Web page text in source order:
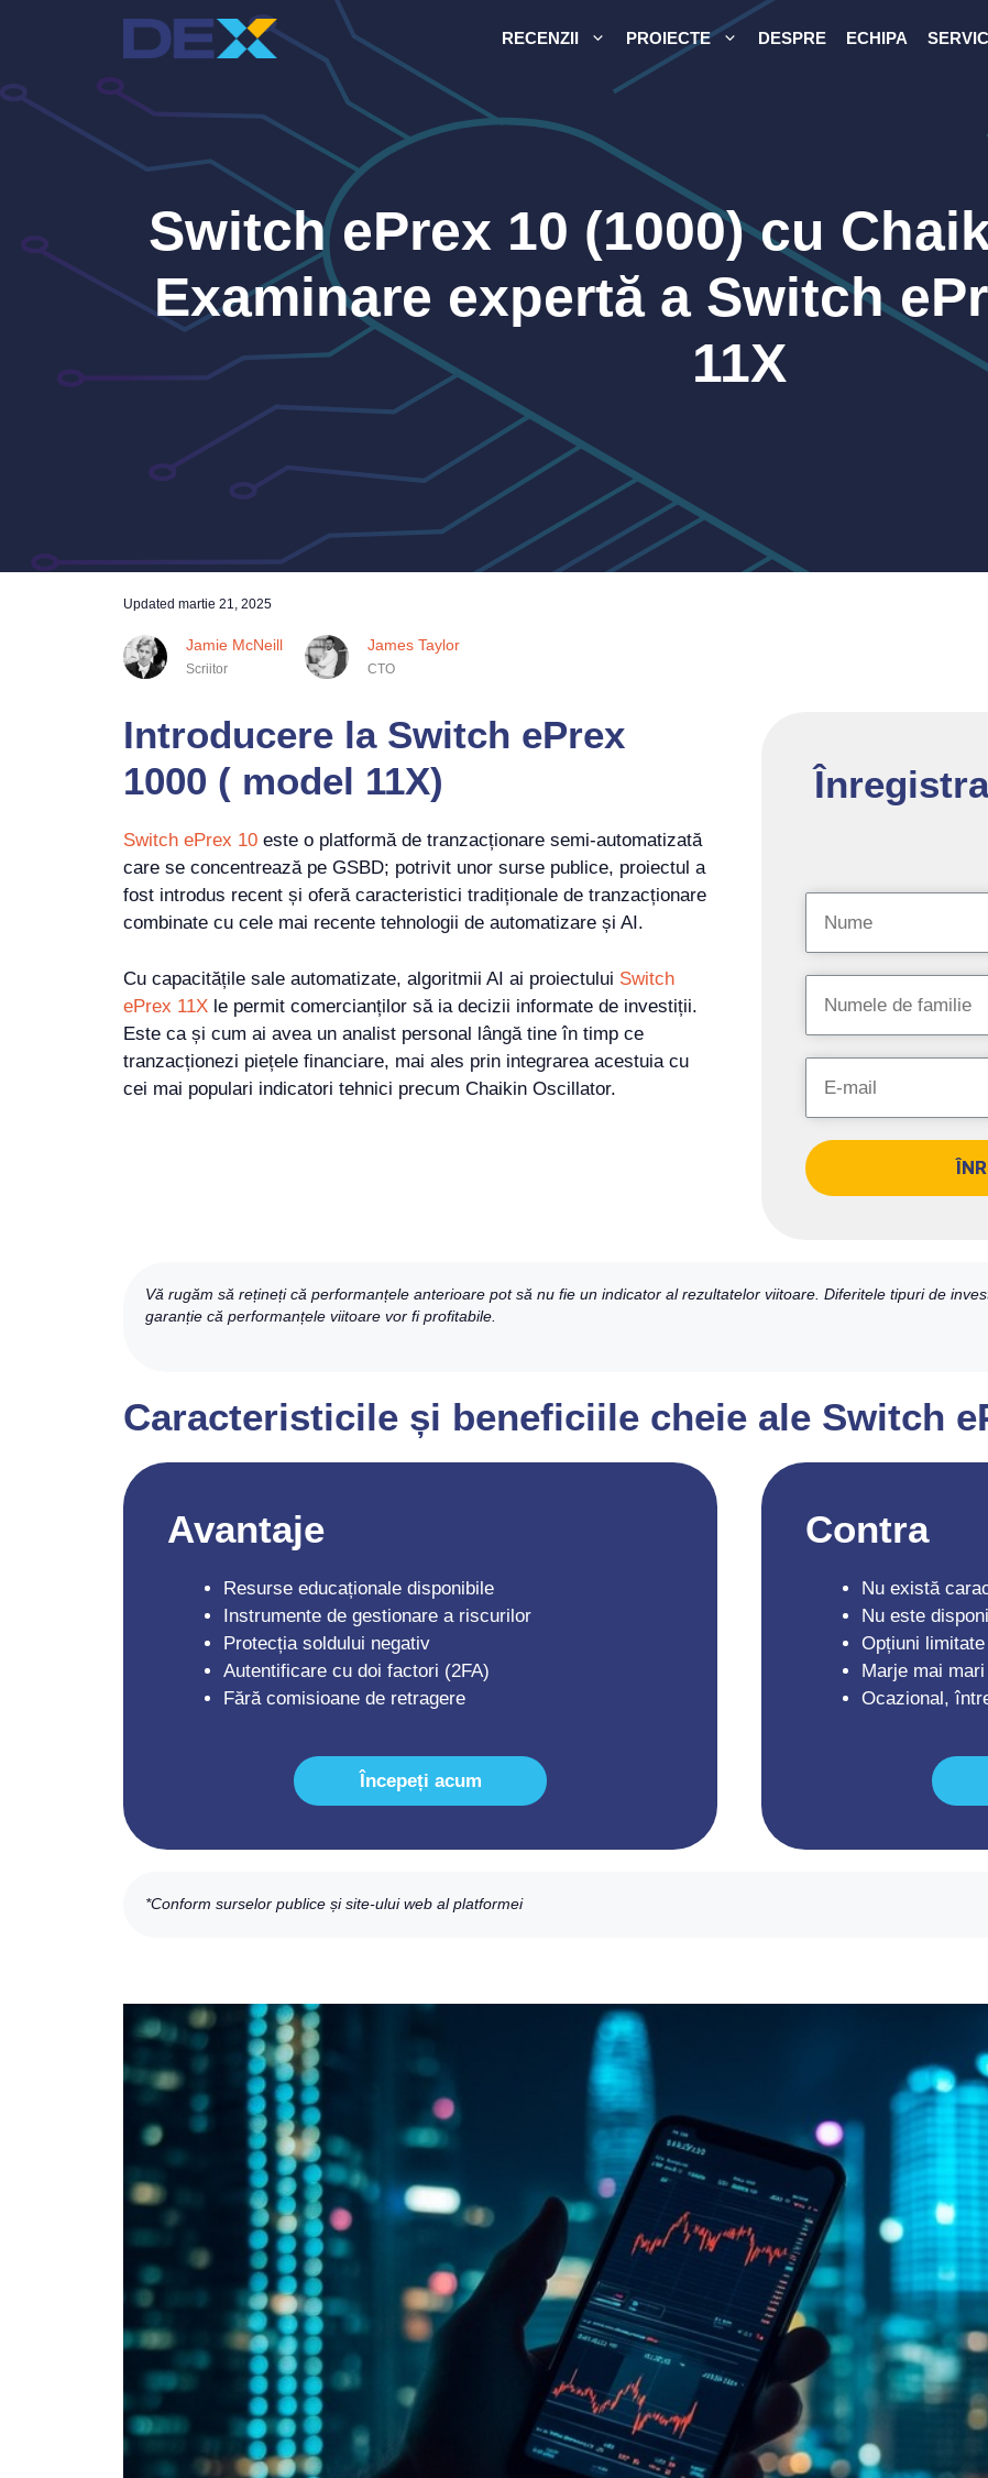
RECENZII PROIECTE DESPRE ECHIPA
Switch ePrex 10 (1000) cu
Examinare expertă a Switch
11X
Updated martie 21, 2025
Jamie McNeill
Scriitor
James Taylor
CTO
Introducere la Switch ePrex
1000 ( model 11X)
Switch ePrex 10 este o platformă de tranzacționare semi-automatizată
care se concentrează pe GSBD; potrivit unor surse publice, proiectul a
fost introdus recent și oferă caracteristici tradiționale de tranzacționare
combinate cu cele mai recente tehnologii de automatizare și AI.
Cu capacitățile sale automatizate, algoritmii AI ai proiectului Switch
ePrex 11X le permit comercianților să ia decizii informate de investiții.
Este ca și cum ai avea un analist personal lângă tine în timp ce
tranzacționezi piețele financiare, mai ales prin integrarea acestuia cu
cei mai populari indicatori tehnici precum Chaikin Oscillator.
Vă rugăm să rețineți că performanțele anterioare pot să nu fie un indicator al rezultatelor viitoare. Diferitele tipuri de
garanție că performanțele viitoare vor fi profitabile.
Caracteristicile și beneficiile cheie ale Switch
Avantaje
Resurse educaționale disponibile
Instrumente de gestionare a riscurilor
Protecția soldului negativ
Autentificare cu doi factori (2FA)
Fără comisioane de retragere
Începeți acum
Contra
Nu există
Nu este
Opțiuni
Marje mai
Ocazional,
*Conform surselor publice și site-ului web al platformei